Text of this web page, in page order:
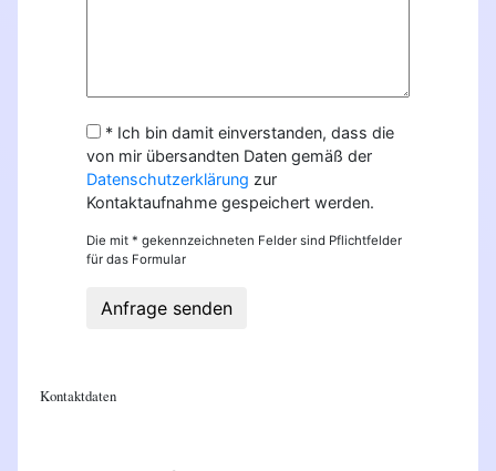
* Ich bin damit einverstanden, dass die
von mir übersandten Daten gemäß der
Datenschutzerklärung zur
Kontaktaufnahme gespeichert werden.
Die mit * gekennzeichneten Felder sind Pflichtfelder
für das Formular
Anfrage senden
Kontaktdaten